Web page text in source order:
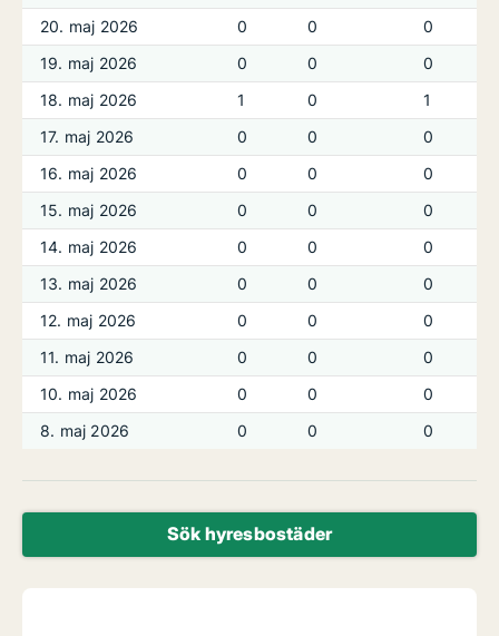
20. maj 2026
0 0
0
19. maj 2026
0 0
0
18. maj 2026
1 0
1
17. maj 2026
0 0
0
16. maj 2026
0 0
0
15. maj 2026
0 0
0
14. maj 2026
0 0
0
13. maj 2026
0 0
0
12. maj 2026
0 0
0
11. maj 2026
0 0
0
10. maj 2026
0 0
0
8. maj 2026
0 0 0
Sök hyresbostäder